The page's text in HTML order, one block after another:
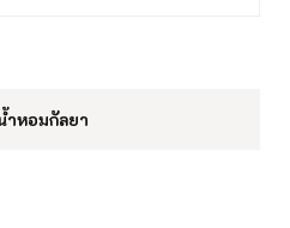
ำหอมกัลยา